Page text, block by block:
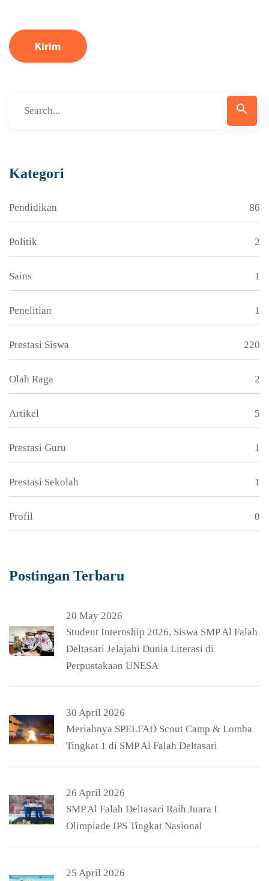
Kirim
search
Kategori
Pendidikan 86
Politik 2
Sains 1
Penelitian 1
Prestasi Siswa 220
Olah Raga 2
Artikel 5
Prestasi Guru 1
Prestasi Sekolah 1
Profil 0
Postingan Terbaru
20 May 2026
Student Internship 2026, Siswa SMP Al Falah
Deltasari Jelajahi Dunia Literasi di
Perpustakaan UNESA
30 April 2026
Meriahnya SPELFAD Scout Camp & Lomba
Tingkat 1 di SMP Al Falah Deltasari
26 April 2026
SMP Al Falah Deltasari Raih Juara I
Olimpiade IPS Tingkat Nasional
25 April 2026